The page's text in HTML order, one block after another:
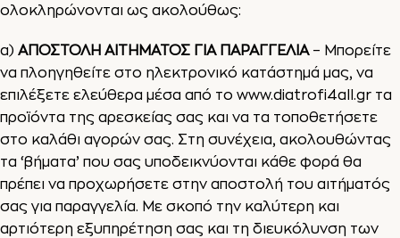
ολοκληρώνονται ως ακολούθως:
α) ΑΠΟΣΤΟΛΗ ΑΙΤΗΜΑΤΟΣ ΓΙΑ ΠΑΡΑΓΓΕΛΙΑ– Μπορείτε
να πλοηγηθείτε στο ηλεκτρονικό κατάστημά μας, να
επιλέξετε ελεύθερα μέσα από το www.diatrofi4all.gr τα
προϊόντα της αρεσκείας σας και να τα τοποθετήσετε
στο καλάθι αγορών σας. Στη συνέχεια, ακολουθώντας
τα ‘βήματα’ που σας υποδεικνύονται κάθε φορά θα
πρέπει να προχωρήσετε στην αποστολή του αιτήματός
σας για παραγγελία. Με σκοπό την καλύτερη και
αρτιότερη εξυπηρέτηση σας και τη διευκόλυνση των